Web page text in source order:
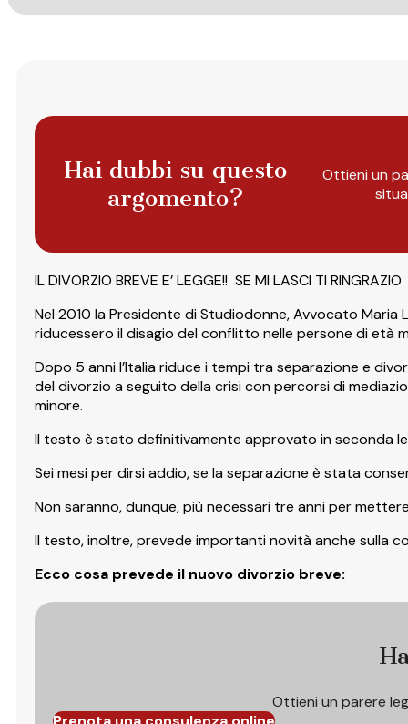
Hai dubbi su questo
argomento?
Ottieni un
IL DIVORZIO BREVE E’ LEGGE!! SE MI LASCI TI RINGRAZIO
Nel 2010 la Presidente di Studiodonne, Avvocato Maria
riducessero il disagio del conflitto nelle persone di età
Dopo 5 anni l’Italia riduce i tempi tra separazione e
del divorzio a seguito della crisi con percorsi di
minore.
Il testo è stato definitivamente approvato in seconda
Sei mesi per dirsi addio, se la separazione è stata
Non saranno, dunque, più necessari tre anni per
Il testo, inoltre, prevede importanti novità anche sulla
Ecco cosa prevede il nuovo divorzio breve:
Ottieni un parere